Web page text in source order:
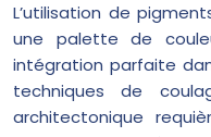
L’utilisation de
une palette de
intégration parfaite
techniques de
architectonique